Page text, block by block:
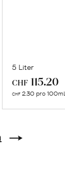
5 Liter
CHF 115.20
CHF 2.30 pro 100ml